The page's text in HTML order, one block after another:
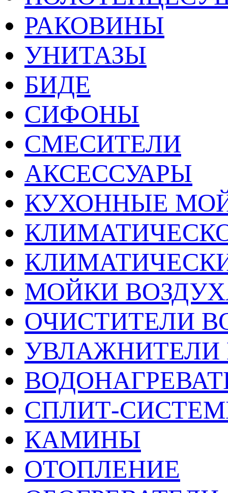
РАКОВИНЫ
УНИТАЗЫ
БИДЕ
СИФОНЫ
СМЕСИТЕЛИ
АКСЕССУАРЫ
КУХОННЫЕ
МОЙКИ
ОЧИСТИТЕЛИ
УВЛАЖНИТЕЛИ
СПЛИТ-
КАМИНЫ
ОТОПЛЕНИЕ